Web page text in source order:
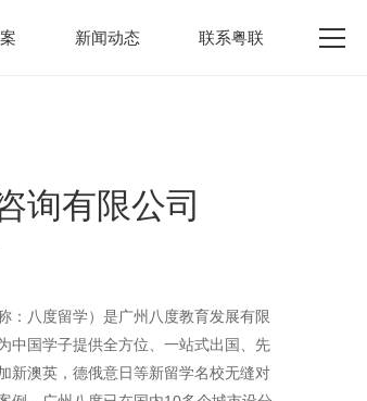
新闻动态 联系粤联
询有限公司
：八度留学）是广州八度教育发展有限
中国学子提供全方位、一站式出国、先
新澳英，德俄意日等新留学名校无缝对